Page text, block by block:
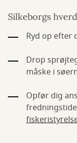
Silkeborgs
Ryd op efter
Drop
måske i
Opfør dig